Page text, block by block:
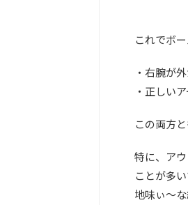
これでボ
・右腕が
・正しい
この両方
特に、ア
ことが多い
地味ぃ～